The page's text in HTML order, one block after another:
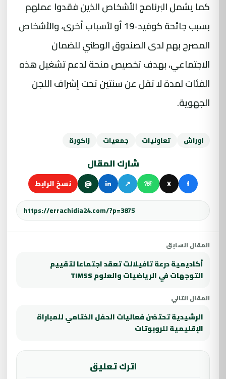
كما يشمل البرنامج الأشخاص الذين فقدوا عملهم
بسبب جائحة كوفيد-19 أو لأسباب أخرى، والأشخاص
المصرح بهم لدى الصندوق الوطني للضمان
الاجتماعي، بهدف تخصيص منحة لدعم تشغيل هذه
الفئات لمدة لا تقل عن سنتين تحت إشراف اللجن
الجهوية.
اوراش تعاونيات جمعيات زاكورة
شارك المقال
f
X
☏
↗
in
@ نسخ الرابط
المقال السابق
أكاديمية درعة تافيلالت تعقد اجتماعا لتقييم
التوجهات في الرياضيات والعلوم TIMSS
المقال التالي
الرشيدية تحتضن فعاليات الحفل الختامي للمباراة
الإقليمية للروبوتات
اترك تعليق